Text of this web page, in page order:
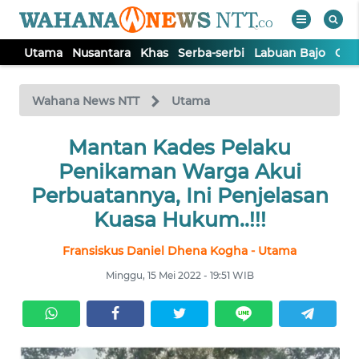
Utama Nusantara Khas Serba-serbi Labuan Bajo
Wahana News NTT Utama
Mantan Kades Pelaku
Penikaman Warga Akui
Perbuatannya, Ini Penjelasan
Kuasa Hukum..!!!
Fransiskus Daniel Dhena Kogha - Utama
Minggu, 15 Mei 2022 - 19:51 WIB
TV
Tutup
NUSANTARA
SERBI